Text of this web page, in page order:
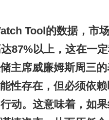
Tool的数据，市
87%以上，这在一
主席威廉姆斯周三
性存在，但必须依
动。这意味着，如